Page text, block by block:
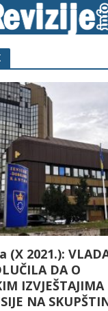
(X 2021.):
DA O
IZVJEŠTAJIMA
NA